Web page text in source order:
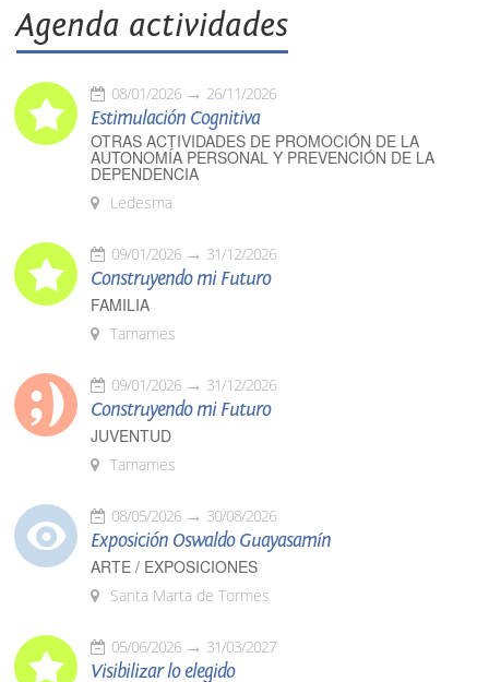
Agenda actividades
08/01/2026 26/11/2026
Estimulación Cognitiva
OTRAS ACTIVIDADES DE PROMOCIÓN DE LA
AUTONOMÍA PERSONAL Y PREVENCIÓN DE LA
DEPENDENCIA
Ledesma
09/01/2026 31/12/2026
Construyendo mi Futuro
FAMILIA
Tamames
09/01/2026 31/12/2026
Construyendo mi Futuro
JUVENTUD
Tamames
08/05/2026 30/08/2026
Exposición Oswaldo Guayasamín
ARTE / EXPOSICIONES
Santa Marta de Tormes
05/06/2026 31/03/2027
Visibilizar lo elegido